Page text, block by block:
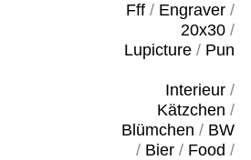
Fff/ Engraver/
20x30/
Lupicture/ Pun
Interieur/
Kätzchen /
Blümchen / BW
/ Bier/ Food /